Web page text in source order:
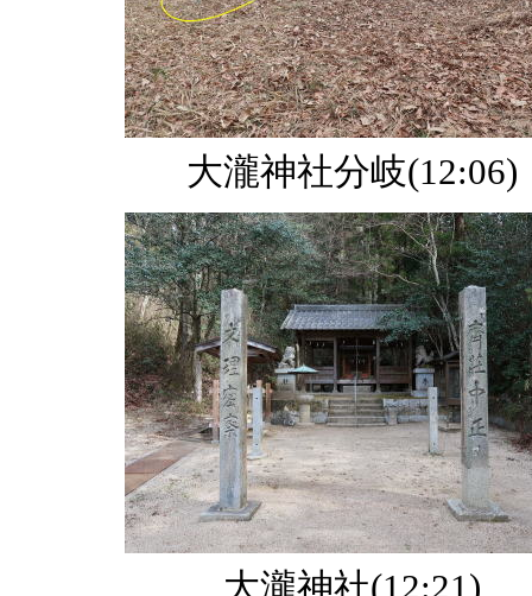
大瀧神社分岐(12:06)
大瀧神社(12:21)